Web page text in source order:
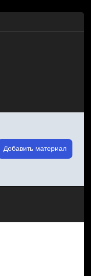
Добавить материал